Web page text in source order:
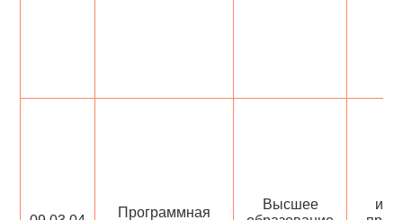
Программная
Высшее